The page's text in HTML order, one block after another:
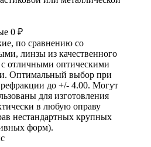
0 ₽
по сравнению со
линзы из качественного
с отличными оптическими
Оптимальный выбор при
рефракции до +/- 4.00. Могут
для изготовления
в любую оправу
нестандартных крупных
форм).